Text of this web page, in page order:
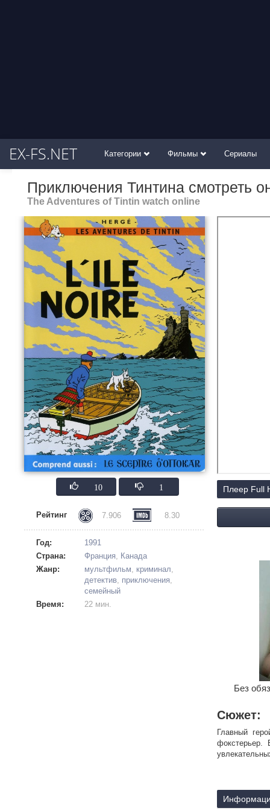
EX-FS.NET Категории Фильмы Сериалы
Приключения Тинтина смотреть
The Adventures of Tintin watch online
10 1
Рейтинг 7.906 8.30
Год:
1991
Страна:
Франция, Канада
Жанр:
мультфильм, криминал,
детектив, приключения,
семейный
Время:
22 мин.
Плеер Full
Без
Сюжет:
Главный
фокстерьер.